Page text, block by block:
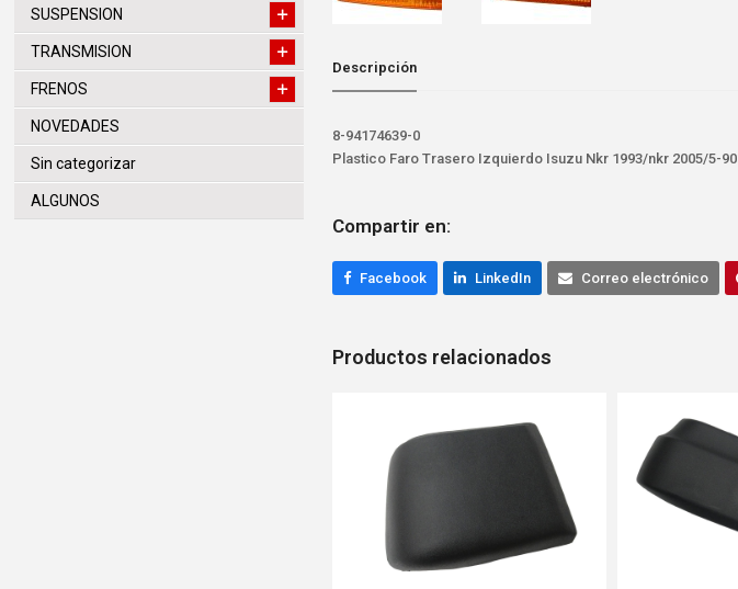
Descripción
8-94174639-0
Plastico Faro Trasero Izquierdo Isuzu Nkr 1993/nkr 2005/5-90
Compartir en:
Facebook LinkedIn Correo electrónico
Productos relacionados
SUSPENSION
TRANSMISION
FRENOS
NOVEDADES
Sin categorizar
ALGUNOS